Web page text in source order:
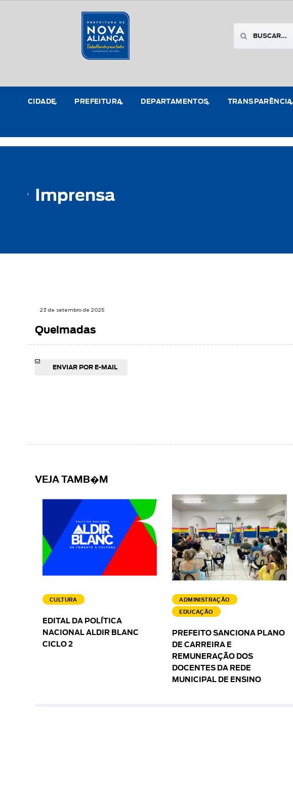
CIDADE PREFEITURA DEPARTAMENTOS TRANSPARÊNCIA
Imprensa
23 de setembro de 2025
Queimadas
ENVIAR POR E-MAIL
VEJA TAMB�M
CULTURA
EDITAL DA POLÍTICA
NACIONAL ALDIR BLANC
CICLO 2
ADMINISTRAÇÃO
EDUCAÇÃO
PREFEITO SANCIONA PLANO
DE CARREIRA E
REMUNERAÇÃO DOS
DOCENTES DA REDE
MUNICIPAL DE ENSINO